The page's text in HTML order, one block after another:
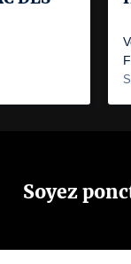
Soyez